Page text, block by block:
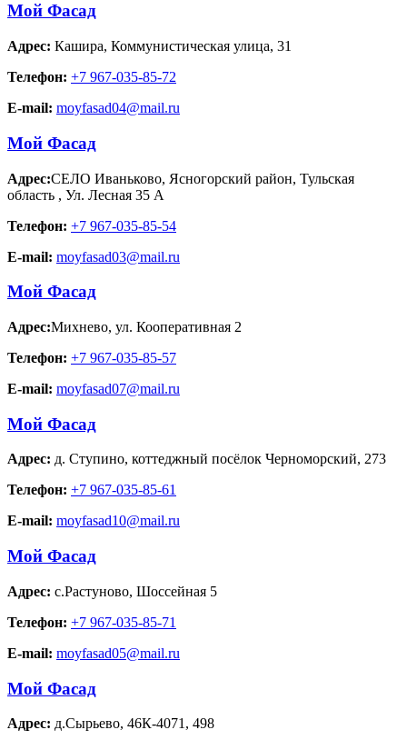
Мой Фасад
Адрес: Кашира, Коммунистическая улица, 31
Телефон: +7 967-035-85-72
E-mail: moyfasad04@mail.ru
Мой Фасад
Адрес:СЕЛО Иваньково, Ясногорский район, Тульская
область , Ул. Лесная 35 А
Телефон: +7 967-035-85-54
E-mail: moyfasad03@mail.ru
Мой Фасад
Адрес:Михнево, ул. Кооперативная 2
Телефон: +7 967-035-85-57
E-mail: moyfasad07@mail.ru
Мой Фасад
Адрес: д. Ступино, коттеджный посёлок Черноморский, 273
Телефон: +7 967-035-85-61
E-mail: moyfasad10@mail.ru
Мой Фасад
Адрес: с.Растуново, Шоссейная 5
Телефон: +7 967-035-85-71
E-mail: moyfasad05@mail.ru
Мой Фасад
Адрес: д.Сырьево, 46К-4071, 498